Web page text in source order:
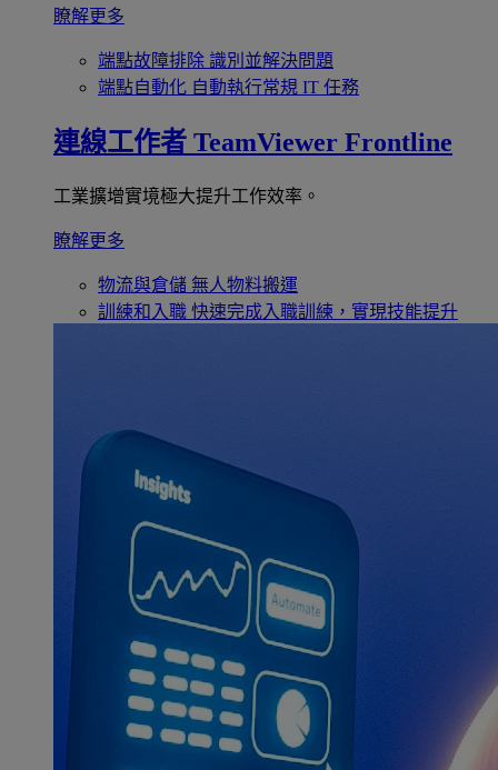
瞭解更多
端點故障排除 識別並解決問題
端點自動化 自動執行常規 IT 任務
連線工作者 TeamViewer Frontline
工業擴增實境極大提升工作效率。
瞭解更多
物流與倉儲 無人物料搬運
訓練和入職 快速完成入職訓練，實現技能提升